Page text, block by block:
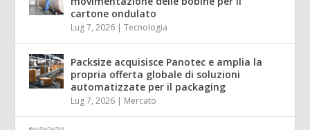
cartone ondulato
Lug 7, 2026 |Tecnologia
Packsize acquisisce Panotec e amplia la
propria offerta globale di soluzioni
automatizzate per il packaging
Lug 7, 2026 | Mercato